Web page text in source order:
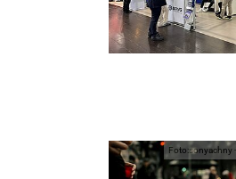
Foto:sonyachny